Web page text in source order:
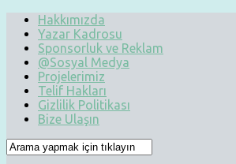
Hakkımızda
Yazar Kadrosu
Sponsorluk ve Reklam
@Sosyal Medya
Projelerimiz
Telif Hakları
Gizlilik Politikası
Bize Ulaşın